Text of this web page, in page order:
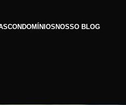
CONDOMÍNIOSNOSSO BLOG